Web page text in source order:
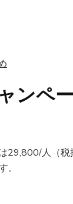
ンペ
29,800/人（